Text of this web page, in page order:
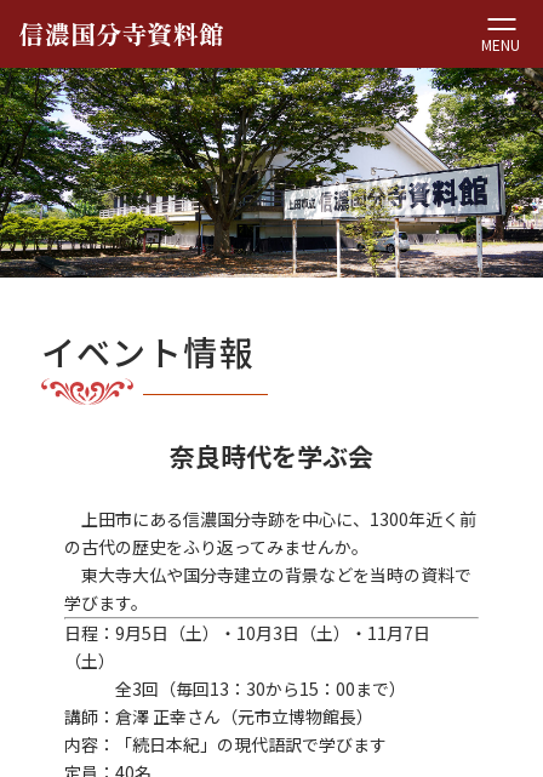
MENU
イベント情報
奈良時代を学ぶ会
上田市にある信濃国分寺跡を中心に、1300年近く前
の古代の歴史をふり返ってみませんか。
東大寺大仏や国分寺建立の背景などを当時の資料で
学びます。
日程：9月5日（土）・10月3日（土）・11月7日
（土）
全3回（毎回13：30から15：00まで）
講師：倉澤 正幸さん（元市立博物館長）
内容：「続日本紀」の現代語訳で学びます